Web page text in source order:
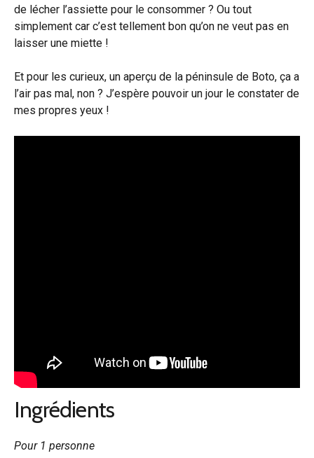
de lécher l’assiette pour le consommer ? Ou tout
simplement car c’est tellement bon qu’on ne veut pas en
laisser une miette !
Et pour les curieux, un aperçu de la péninsule de Boto, ça a
l’air pas mal, non ? J’espère pouvoir un jour le constater de
mes propres yeux !
Ingrédients
Pour 1 personne